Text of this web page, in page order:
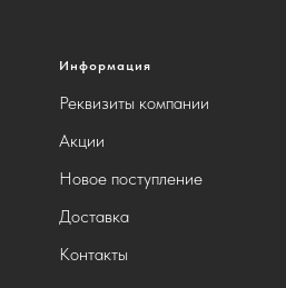
Информация
Реквизиты компании
Акции
Новое поступление
Доставка
Контакты